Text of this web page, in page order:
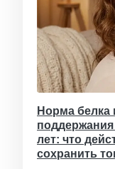
Норма белка
лет: что
сохранить